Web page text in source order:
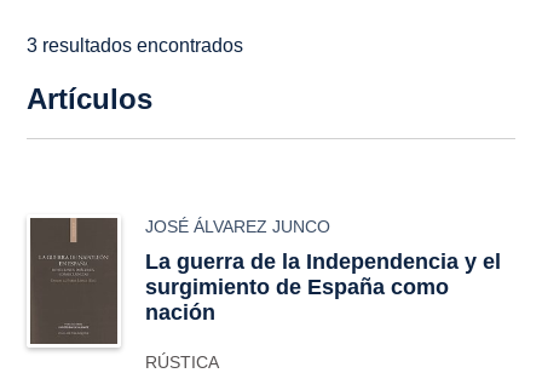
3 resultados encontrados
Artículos
JOSÉ ÁLVAREZ JUNCO
La guerra de la Independencia y el
surgimiento de España como
nación
RÚSTICA